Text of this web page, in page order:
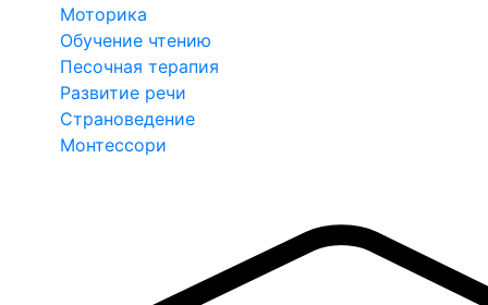
Моторика
Обучение чтению
Песочная терапия
Развитие речи
Страноведение
Монтессори